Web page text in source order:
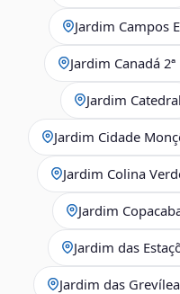
Jardim Campos
Jardim Canadá
Jardim Catedral
Jardim Cidade
Jardim Colina
Jardim
Jardim das
Jardim das